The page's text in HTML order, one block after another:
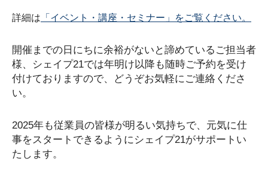
詳細は 「イベント・講座・セミナー」をご覧ください。
開催までの日にちに余裕がないと諦めているご担当者
様、シェイプ21では年明け以降も随時ご予約を受け
付けておりますので、どうぞお気軽にご連絡くださ
い。
2025年も従業員の皆様が明るい気持ちで、元気に仕
事をスタートできるようにシェイプ21がサポートい
たします。